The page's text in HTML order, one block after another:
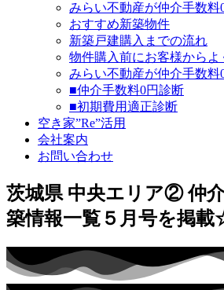
みらい不動産が仲介手数料
おすすめ新築物件
新築戸建購入までの流れ
物件購入前にお客様からよ
みらい不動産が仲介手数料
■仲介手数料0円診断
■初期費用適正診断
空き家”Re”活用
会社案内
お問い合わせ
茨城県 中央エリア② 仲
築情報一覧５月号を掲